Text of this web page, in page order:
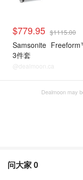
$779.95 $1115.00
Samsonite
3件套
@dealmoon.ca
Dealmoon may
问大家0